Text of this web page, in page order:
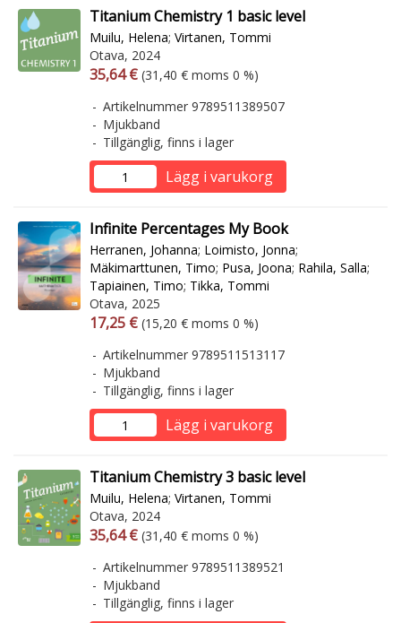
Titanium Chemistry 1 basic level
Muilu, Helena; Virtanen, Tommi
Otava, 2024
Arvonlisäverollinen hinta
35,64 € Arvonlisäveroton hinta
(31,40 € moms 0 %)
Artikelnummer 9789511389507
Mjukband
Tillgänglig, finns i lager
Lägg i varukorg
Infinite Percentages My Book
Herranen, Johanna; Loimisto, Jonna;
Mäkimarttunen, Timo; Pusa, Joona; Rahila, Salla;
Tapiainen, Timo; Tikka, Tommi
Otava, 2025
Arvonlisäverollinen hinta
17,25 € Arvonlisäveroton hinta
(15,20 € moms 0 %)
Artikelnummer 9789511513117
Mjukband
Tillgänglig, finns i lager
Lägg i varukorg
Titanium Chemistry 3 basic level
Muilu, Helena; Virtanen, Tommi
Otava, 2024
Arvonlisäverollinen hinta
35,64 € Arvonlisäveroton hinta
(31,40 € moms 0 %)
Artikelnummer 9789511389521
Mjukband
Tillgänglig, finns i lager